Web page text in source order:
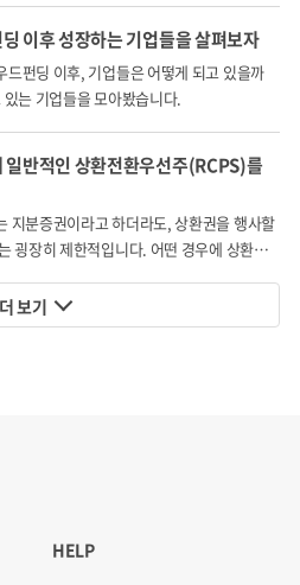
이후 성장하는 기업들을 살펴보자
드펀딩 이후, 기업들은 어떻게 되고 있을까
는 기업들을 모아봤습니다.
일반적인 상환전환우선주(RCPS)를
지분증권이라고 하더라도, 상환권을 행사할
굉장히 제한적입니다. 어떤 경우에 상환권
더 보기
HELP